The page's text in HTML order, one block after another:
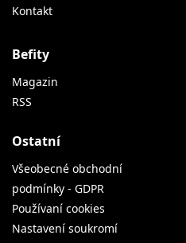
Kontakt
Befity
Magazin
RSS
Ostatní
Všeobecné obchodní
podmínky - GDPR
Používaní cookies
Nastavení soukromí